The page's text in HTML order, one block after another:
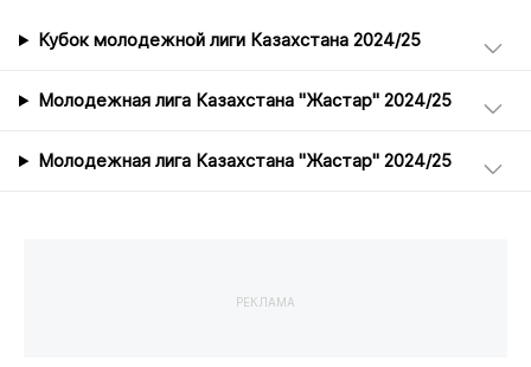
Кубок молодежной лиги Казахстана 2024/25
Молодежная лига Казахстана "Жастар" 2024/25
Молодежная лига Казахстана "Жастар" 2024/25
РЕКЛАМА